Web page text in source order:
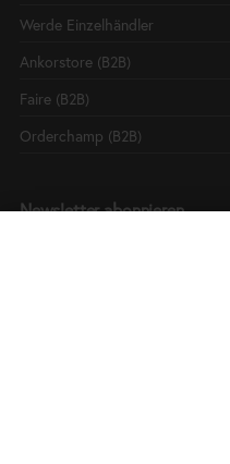
Werde Einzelhändler
Ankorstore (B2B)
Faire (B2B)
Orderchamp (B2B)
Newsletter abonnieren